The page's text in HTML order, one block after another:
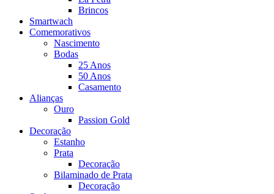
Brincos
Smartwach
Comemorativos
Nascimento
Bodas
25 Anos
50 Anos
Casamento
Alianças
Ouro
Passion Gold
Decoração
Estanho
Prata
Decoração
Bilaminado de Prata
Decoração